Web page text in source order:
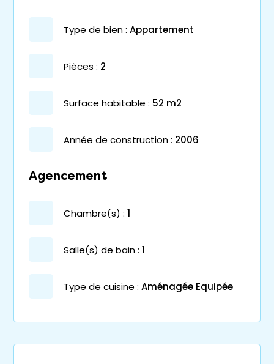
type de bien : appartement
pièces : 2
surface habitable : 52 m2
année de construction : 2006
Agencement
chambre(s) : 1
salle(s) de bain : 1
Type de cuisine : Aménagée Equipée